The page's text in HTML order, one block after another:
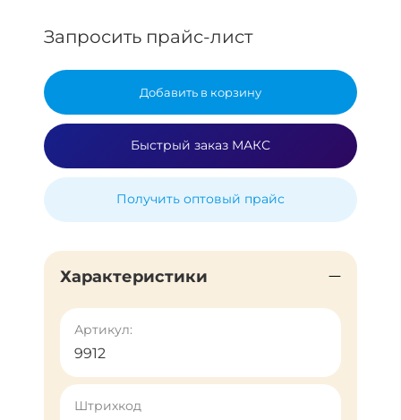
Запросить прайс-лист
Добавить в корзину
Быстрый заказ МАКС
Получить оптовый прайс
Характеристики
Артикул:
9912
Штрихкод